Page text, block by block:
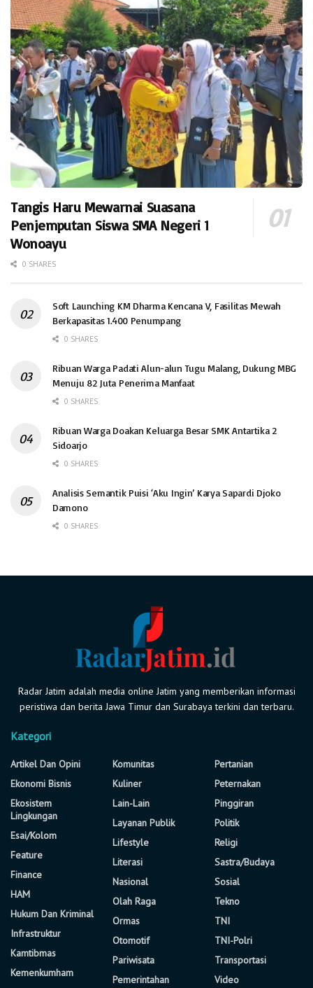
Tangis Haru Mewarnai Suasana
Penjemputan Siswa SMA Negeri 1
Wonoayu
0 SHARES
Soft Launching KM Dharma Kencana V, Fasilitas Mewah
Berkapasitas 1.400 Penumpang
0 SHARES
Ribuan Warga Padati Alun-alun Tugu Malang, Dukung MBG
Menuju 82 Juta Penerima Manfaat
0 SHARES
Ribuan Warga Doakan Keluarga Besar SMK Antartika 2
Sidoarjo
0 SHARES
Analisis Semantik Puisi ‘Aku Ingin’ Karya Sapardi Djoko
Damono
0 SHARES
Radar Jatim adalah media online Jatim yang memberikan informasi
peristiwa dan berita Jawa Timur dan Surabaya terkini dan terbaru.
Kategori
Artikel Dan Opini
Ekonomi Bisnis
Ekosistem
Lingkungan
Esai/Kolom
Feature
Finance
HAM
Hukum Dan Kriminal
Infrastruktur
Kamtibmas
Kemenkumham
Komunitas
Kuliner
Lain-Lain
Layanan Publik
Lifestyle
Literasi
Nasional
Olah Raga
Ormas
Otomotif
Pariwisata
Pemerintahan
Pertanian
Peternakan
Pinggiran
Politik
Religi
Sastra/Budaya
Sosial
Tekno
TNI
TNI-Polri
Transportasi
Video